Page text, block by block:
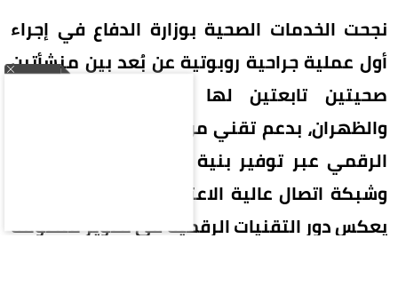
نجحت الخدمات الصحية بوزارة الدفاع في إجراء
أول عملية جراحية روبوتية عن بُعد بين منشأتين
صحيتين تابعتين لها في مدينتي الرياض
الرقمي عبر توفير بنية تحتية رقمية متقدمة
وشبكة اتصال عالية الاعتمادية، في إنجاز نوعي
يعكس دور التقنيات الرقمية في تطوير منظومة